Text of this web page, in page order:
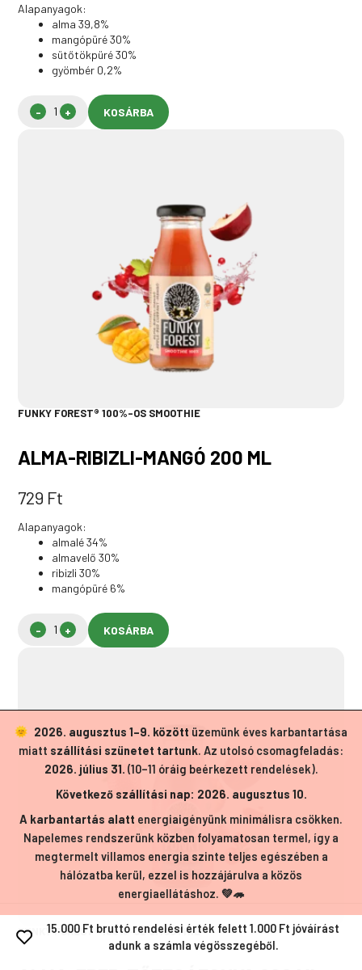
Alapanyagok:
alma 39,8%
mangópüré 30%
sütőtökpüré 30%
gyömbér 0,2%
KOSÁRBA
FUNKY FOREST® 100%-OS SMOOTHIE
ALMA-RIBIZLI-MANGÓ 200 ML
729 Ft
Alapanyagok:
almalé 34%
almavelő 30%
ribizli 30%
mangópüré 6%
KOSÁRBA
FUNKY FOREST® 100%-OS SMOOTHIE
15.000 Ft bruttó rendelési érték felett 1.000 Ft jóváírást
adunk a számla végösszegéből.
2026. augusztus 1–9. között üzemünk éves karbantartása
miatt szállítási szünetet tartunk. Az utolsó csomagfeladás:
2026. július 31. (10–11 óráig beérkezett rendelések).
Következő szállítási nap: 2026. augusztus 10.
A karbantartás alatt energiaigényünk minimálisra csökken.
Napelemes rendszerünk közben folyamatosan termel, így a
megtermelt villamos energia szinte teljes egészében a
hálózatba kerül, ezzel is hozzájárulva a közös
energiaellátáshoz. 💚🦔